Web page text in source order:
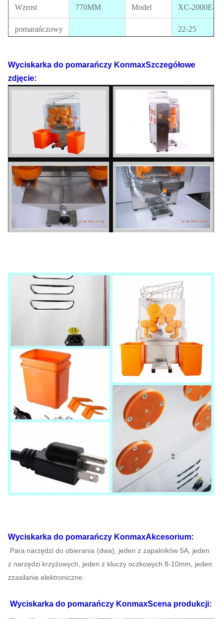
Wzrost 770MM Model XC-2000E-2
pomarańczowy
22-25
Wielkość
paczki
410*310*780
Dostępna
110 V-220 V,
50-60 Hz
120W
48 kg
północny
zachód
Ładowanie
centrali 40'
290 SZTUK
FOB
Szanghaj
USD
Ładowanie 20'
120 SZTUK Gwarancja 1 rok
Wyciskarka do pomarańczy KonmaxSzczegółowe
zdjęcie:
Wyciskarka do pomarańczy KonmaxAkcesorium:
Para narzędzi do obierania (dwa), jeden z zapalników 5A, jeden
z narzędzi krzyżowych, jeden z kluczy oczkowych 8-10mm, jeden
zzasilanie elektroniczne.
Wyciskarka do pomarańczy KonmaxScena produkcji: